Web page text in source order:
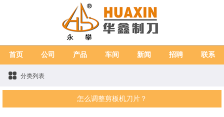
首页 公司 产品 车间 新闻 招聘 联系
分类列表
怎么调整剪板机刀片？